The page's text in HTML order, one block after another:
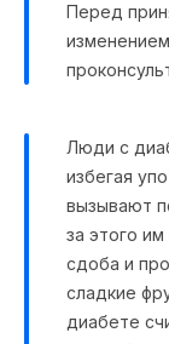
Перед
Люди с
избегая
вызывают
за этого
сдоба и
сладкие
диабете